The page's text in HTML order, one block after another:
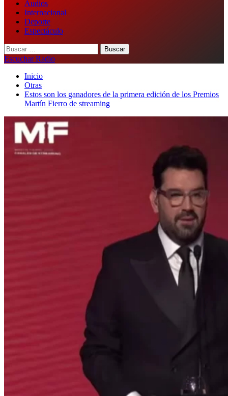
Audios
Internacional
Deporte
Espectáculo
Buscar:
Escuchar Radio
Inicio
Otras
Estos son los ganadores de la primera edición de los Premios
Martín Fierro de streaming